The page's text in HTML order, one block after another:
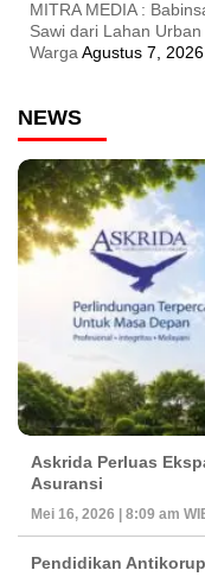
MITRA MEDIA :
Sawi dari Lahan
WargaAgustus 7, 2026
NEWS
Askrida Perluas
Asuransi
Mei 16, 2026 | 8:09 am
Pendidikan